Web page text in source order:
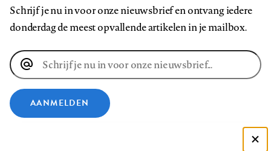
Schrijf je nu in voor onze nieuwsbrief en ontvang iedere
donderdag de meest opvallende artikelen in je mailbox.
E-
mailadres
AANMELDEN